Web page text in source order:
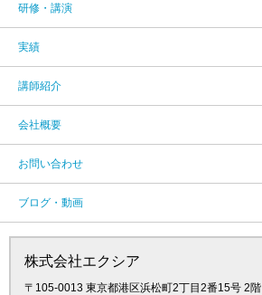
研修・講演
実績
講師紹介
会社概要
お問い合わせ
ブログ・動画
株式会社エクシア
〒105‐0013 東京都港区浜松町2丁目2番15号 2階